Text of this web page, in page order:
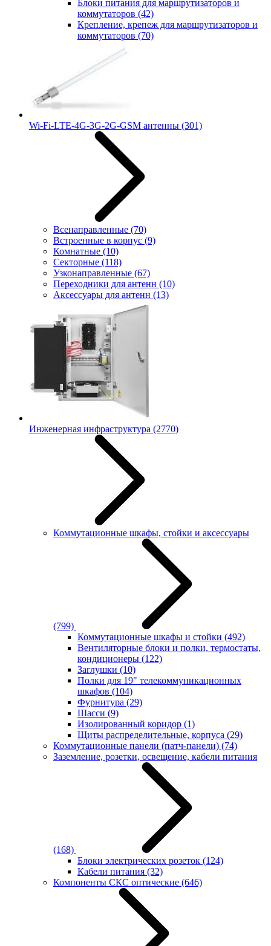
Блоки питания для маршрутизаторов и
коммутаторов (42)
Крепление, крепеж для маршрутизаторов и
коммутаторов (70)
Wi-Fi-LTE-4G-3G-2G-GSM антенны (301)
Всенаправленные (70)
Встроенные в корпус (9)
Комнатные (10)
Секторные (118)
Узконаправленные (67)
Переходники для антенн (10)
Аксессуары для антенн (13)
Инженерная инфраструктура (2770)
Коммутационные шкафы, стойки и аксессуары
(799)
Коммутационные шкафы и стойки (492)
Вентиляторные блоки и полки, термостаты,
кондиционеры (122)
Заглушки (10)
Полки для 19" телекоммуникационных
шкафов (104)
Фурнитура (29)
Шасси (9)
Изолированный коридор (1)
Щиты распределительные, корпуса (29)
Коммутационные панели (патч-панели) (74)
Заземление, розетки, освещение, кабели питания
(168)
Блоки электрических розеток (124)
Кабели питания (32)
Компоненты СКС оптические (646)